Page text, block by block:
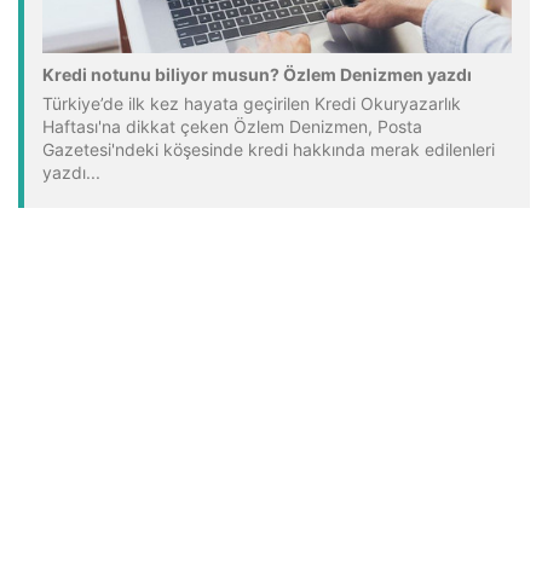
Kredi notunu biliyor musun? Özlem Denizmen yazdı
Türkiye’de ilk kez hayata geçirilen Kredi Okuryazarlık
Haftası'na dikkat çeken Özlem Denizmen, Posta
Gazetesi'ndeki köşesinde kredi hakkında merak edilenleri
yazdı...